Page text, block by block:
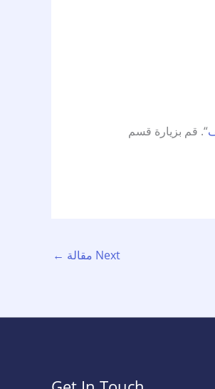
“. قم بزيارة قسم
Next مقالة ←